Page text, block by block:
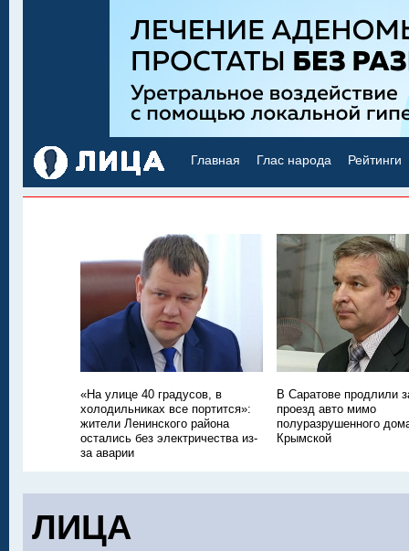
Главная Глас народа Рейтинги
«На улице 40 градусов, в
холодильниках все портится»:
жители Ленинского района
остались без электричества из-
за аварии
В Саратове продлили
проезд авто мимо
полуразрушенного
Крымской
ЛИЦА